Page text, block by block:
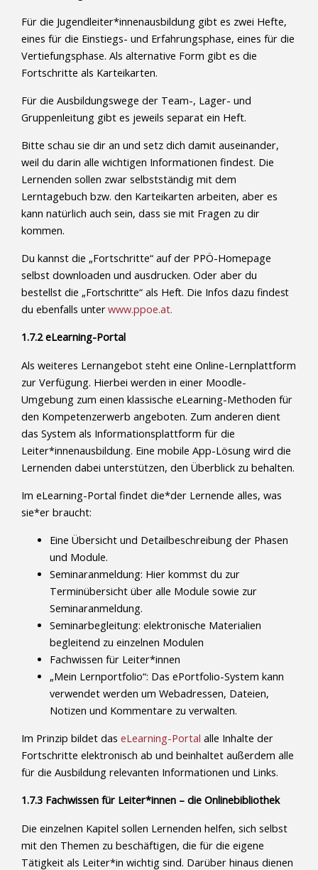
Für die Jugendleiter*innenausbildung gibt es zwei Hefte,
eines für die Einstiegs- und Erfahrungsphase, eines für die
Vertiefungsphase. Als alternative Form gibt es die
Fortschritte als Karteikarten.
Für die Ausbildungswege der Team-, Lager- und
Gruppenleitung gibt es jeweils separat ein Heft.
Bitte schau sie dir an und setz dich damit auseinander,
weil du darin alle wichtigen Informationen findest. Die
Lernenden sollen zwar selbstständig mit dem
Lerntagebuch bzw. den Karteikarten arbeiten, aber es
kann natürlich auch sein, dass sie mit Fragen zu dir
kommen.
Du kannst die „Fortschritte“ auf der PPÖ-Homepage
selbst downloaden und ausdrucken. Oder aber du
bestellst die „Fortschritte“ als Heft. Die Infos dazu findest
du ebenfalls unterwww.ppoe.at.
1.7.2 eLearning-Portal
Als weiteres Lernangebot steht eine Online-Lernplattform
zur Verfügung. Hierbei werden in einer Moodle-
Umgebung zum einen klassische eLearning-Methoden für
den Kompetenzerwerb angeboten. Zum anderen dient
das System als Informationsplattform für die
Leiter*innenausbildung. Eine mobile App-Lösung wird die
Lernenden dabei unterstützen, den Überblick zu behalten.
Im eLearning-Portal findet die*der Lernende alles, was
sie*er braucht:
Eine Übersicht und Detailbeschreibung der Phasen
und Module.
Seminaranmeldung: Hier kommst du zur
Terminübersicht über alle Module sowie zur
Seminaranmeldung.
Seminarbegleitung: elektronische Materialien
begleitend zu einzelnen Modulen
Fachwissen für Leiter*innen
„Mein Lernportfolio“: Das ePortfolio-System kann
verwendet werden um Webadressen, Dateien,
Notizen und Kommentare zu verwalten.
Im Prinzip bildet das eLearning-Portal alle Inhalte der
Fortschritte elektronisch ab und beinhaltet außerdem alle
für die Ausbildung relevanten Informationen und Links.
1.7.3 Fachwissen für Leiter*innen – die Onlinebibliothek
Die einzelnen Kapitel sollen Lernenden helfen, sich selbst
mit den Themen zu beschäftigen, die für die eigene
Tätigkeit als Leiter*in wichtig sind. Darüber hinaus dienen